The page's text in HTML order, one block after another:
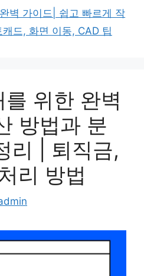
벽 가이드| 쉽고 빠르게 작
드, 화면 이동, CAD 팁
위한 완벽
방법과 분
리 | 퇴직금,
리 방법